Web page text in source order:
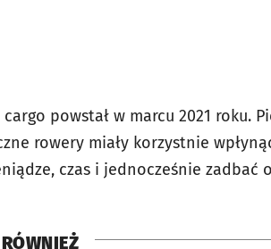
powstał w marcu 2021 roku.
rowery miały korzystnie
czas i jednocześnie zadbać